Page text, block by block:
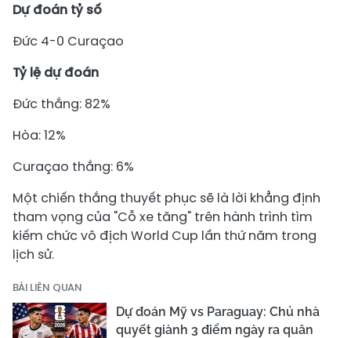
Dự đoán tỷ số
Đức 4-0 Curaçao
Tỷ lệ dự đoán
Đức thắng: 82%
Hòa: 12%
Curaçao thắng: 6%
Một chiến thắng thuyết phục sẽ là lời khẳng định
tham vọng của "Cỗ xe tăng" trên hành trình tìm
kiếm chức vô địch World Cup lần thứ năm trong
lịch sử.
BÀI LIÊN QUAN
Dự đoán Mỹ vs Paraguay: Chủ nhà
quyết giành 3 điểm ngày ra quân